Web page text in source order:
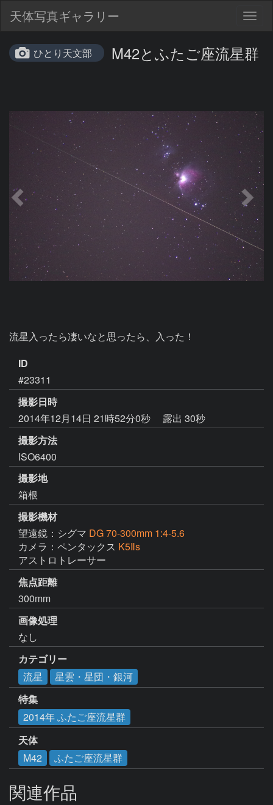
天体写真ギャラリー
ひとり天文部 M42とふたご座流星群
流星入ったら凄いなと思ったら、入った！
ID
#23311
撮影日時
2014年12月14日 21時52分0秒
露出 30秒
撮影方法
ISO6400
撮影地
箱根
撮影機材
望遠鏡：シグマ DG 70-300mm 1:4-5.6
カメラ：ペンタックス K5Ⅱs
アストロトレーサー
焦点距離
300mm
画像処理
なし
カテゴリー
流星
星雲・星団・銀河
特集
2014年 ふたご座流星群
天体
M42
ふたご座流星群
関連作品